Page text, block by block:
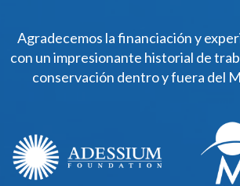
Agradecemos la financiación y
con un impresionante historial de
conservación dentro y fuera del